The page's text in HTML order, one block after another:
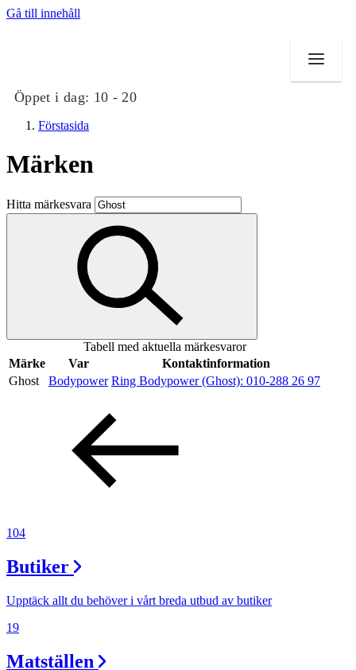
Gå till innehåll
Öppet i dag: 10 - 20
Butiker
Mat och dryck
Evenemang
Erbjudanden
Inspiration
Presentkort
Förstasida
Märken
Hitta märkesvara
Tabell med aktuella märkesvaror
Märke
Var
Kontaktinformation
Ghost
Bodypower Ring Bodypower (Ghost): 010-288 26 97
104
Butiker
Upptäck allt du behöver i vårt breda utbud av butiker
19
Matställen